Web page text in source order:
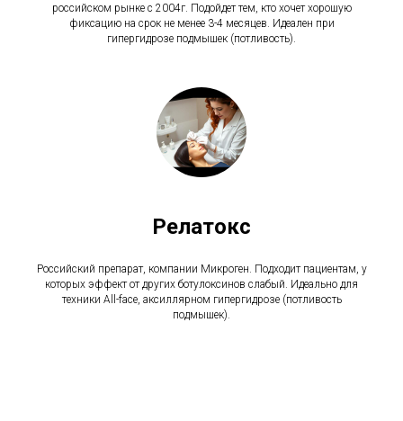
российском рынке с 2004г. Подойдет тем, кто хочет хорошую
фиксацию на срок не менее 3-4 месяцев. Идеален при
гипергидрозе подмышек (потливость).
Релатокс
Российский препарат, компании Микроген. Подходит пациентам, у
которых эффект от других ботулоксинов слабый. Идеально для
техники All-face, аксиллярном гипергидрозе (потливость
подмышек).